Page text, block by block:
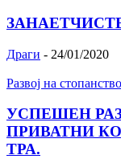
Драги - 24/01/2020
Развој на
УСПЕШЕН
ПРИВАТНИ
ТРА.